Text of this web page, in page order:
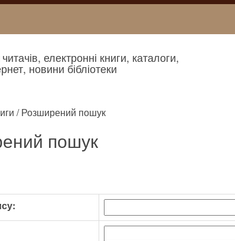
електронні книги, каталоги,
новини бібліотеки
/ Розширений пошук
пошук